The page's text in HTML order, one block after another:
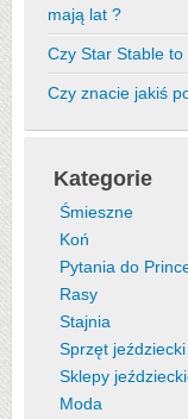
mają lat ?
Czy Star Stable
Czy znacie jakiś
Kategorie
Śmieszne
Koń
Pytania do
Rasy
Stajnia
Sprzęt jeździecki
Sklepy
Moda